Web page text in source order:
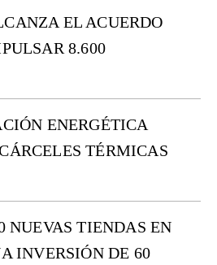
EL ACUERDO
8.600
ENERGÉTICA
TÉRMICAS
NUEVAS TIENDAS EN
INVERSIÓN DE 60